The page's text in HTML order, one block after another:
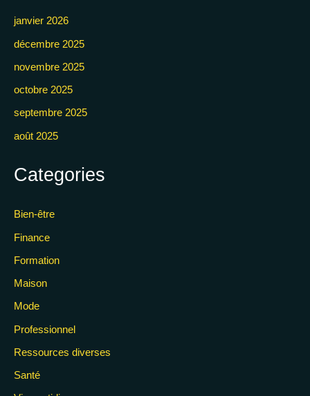
janvier 2026
décembre 2025
novembre 2025
octobre 2025
septembre 2025
août 2025
Categories
Bien-être
Finance
Formation
Maison
Mode
Professionnel
Ressources diverses
Santé